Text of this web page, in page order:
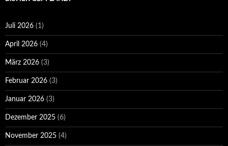
Juli 2026 (1)
April 2026 (4)
März 2026 (3)
Februar 2026 (3)
Januar 2026 (3)
Dezember 2025 (6)
November 2025 (4)